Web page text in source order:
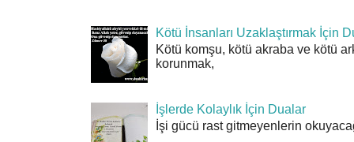
Kötü İnsanları Uzaklaştırmak İçin
Kötü komşu, kötü akraba ve kötü
korunmak,
İşlerde Kolaylık İçin Dualar
İşi gücü rast gitmeyenlerin